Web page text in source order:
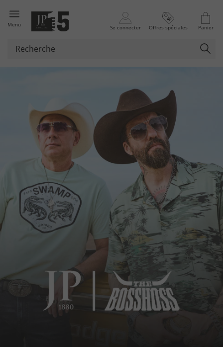
Menu Se connecter Offres spéciales Panier